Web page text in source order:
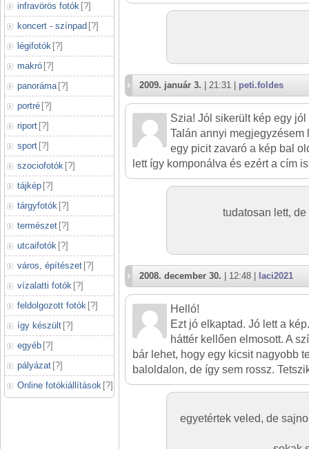
infravörös fotók [?]
koncert - színpad [?]
légifotók [?]
makró [?]
panoráma [?]
portré [?]
riport [?]
sport [?]
szociofotók [?]
tájkép [?]
tárgyfotók [?]
természet [?]
utcaifotók [?]
város, építészet [?]
vízalatti fotók [?]
feldolgozott fotók [?]
így készült [?]
egyéb [?]
pályázat [?]
Online fotókiállítások [?]
2009. január 3. | 21:31 | peti.foldes
Szia! Jól sikerült kép egy
Talán annyi megjegyzésem
egy picit zavaró a kép bal
lett így komponálva és ezért a cím
tudatosan lett,
2008. december 30. | 12:48 | laci2021
Helló!
Ezt jó elkaptad. Jó lett a
háttér kellően elmosott. A
bár lehet, hogy egy kicsit nagyobb
baloldalon, de így sem rossz.
egyetértek veled, de